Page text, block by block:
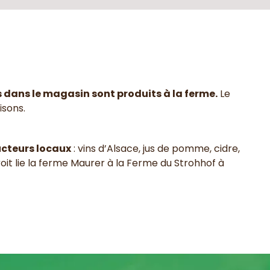
le magasin sont produits à la ferme. Le
locaux: vins d’Alsace, jus de pomme, cidre,
lie la ferme Maurer à la Ferme du Strohhof à